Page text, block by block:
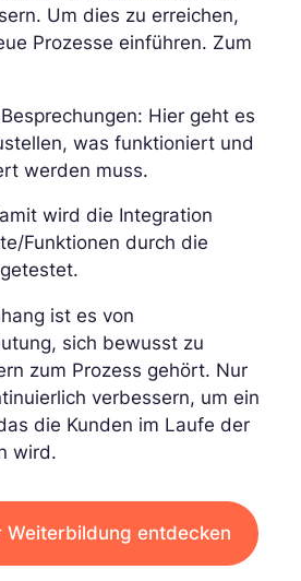
Um dies zu erreichen,
Prozesse einführen. Zum
Hier geht es
was funktioniert und
werden muss.
wird die Integration
Funktionen durch die
ist es von
sich bewusst zu
zum Prozess gehört. Nur
verbessern, um ein
die Kunden im Laufe der
wird.
Weiterbildung entdecken